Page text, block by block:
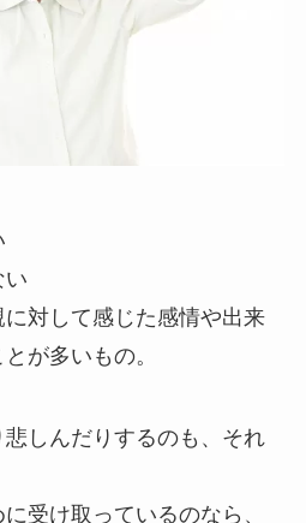
い
対して感じた感情や出来
が多いもの。
しんだりするのも、それ
受け取っているのなら、